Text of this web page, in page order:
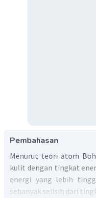
Pembahasan
Menurut teori atom
kulit dengan tingkat
energi yang lebih
sebanyak selisih dari